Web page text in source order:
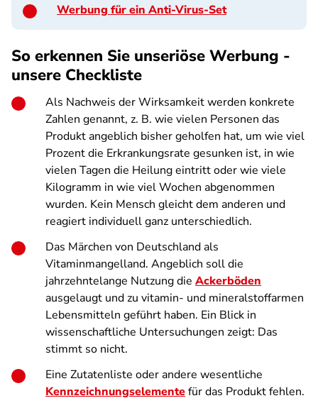
Werbung für ein Anti-Virus-Set
So erkennen Sie unseriöse Werbung -
unsere Checkliste
Als Nachweis der Wirksamkeit werden konkrete
Zahlen genannt, z. B. wie vielen Personen das
Produkt angeblich bisher geholfen hat, um wie viel
Prozent die Erkrankungsrate gesunken ist, in wie
vielen Tagen die Heilung eintritt oder wie viele
Kilogramm in wie viel Wochen abgenommen
wurden. Kein Mensch gleicht dem anderen und
reagiert individuell ganz unterschiedlich.
Das Märchen von Deutschland als
Vitaminmangelland. Angeblich soll die
jahrzehntelange Nutzung die Ackerböden
ausgelaugt und zu vitamin- und mineralstoffarmen
Lebensmitteln geführt haben. Ein Blick in
wissenschaftliche Untersuchungen zeigt: Das
stimmt so nicht.
Eine Zutatenliste oder andere wesentliche
Kennzeichnungselementefür das Produkt fehlen.